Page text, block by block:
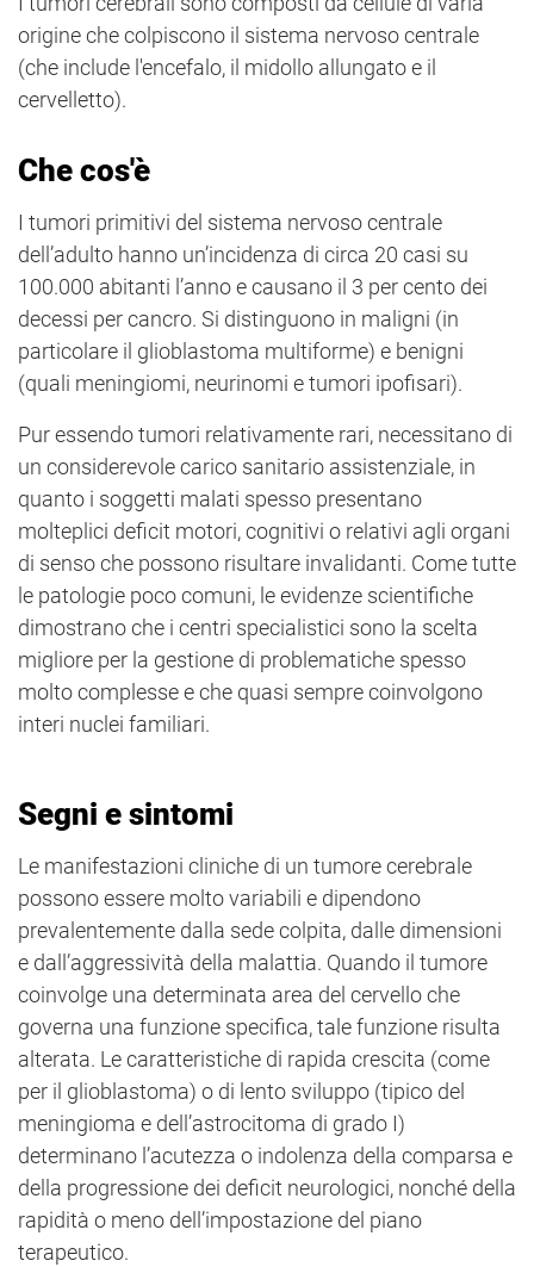
origine che colpiscono il sistema nervoso centrale
(che include l'encefalo, il midollo allungato e il
cervelletto).
Che cos'è
I tumori primitivi del sistema nervoso centrale
dell’adulto hanno un’incidenza di circa 20 casi su
100.000 abitanti l’anno e causano il 3 per cento dei
decessi per cancro. Si distinguono in maligni (in
particolare il glioblastoma multiforme) e benigni
(quali meningiomi, neurinomi e tumori ipofisari).
Pur essendo tumori relativamente rari, necessitano di
un considerevole carico sanitario assistenziale, in
quanto i soggetti malati spesso presentano
molteplici deficit motori, cognitivi o relativi agli organi
di senso che possono risultare invalidanti. Come tutte
le patologie poco comuni, le evidenze scientifiche
dimostrano che i centri specialistici sono la scelta
migliore per la gestione di problematiche spesso
molto complesse e che quasi sempre coinvolgono
interi nuclei familiari.
Segni e sintomi
Le manifestazioni cliniche di un tumore cerebrale
possono essere molto variabili e dipendono
prevalentemente dalla sede colpita, dalle dimensioni
e dall’aggressività della malattia. Quando il tumore
coinvolge una determinata area del cervello che
governa una funzione specifica, tale funzione risulta
alterata. Le caratteristiche di rapida crescita (come
per il glioblastoma) o di lento sviluppo (tipico del
meningioma e dell’astrocitoma di grado I)
determinano l’acutezza o indolenza della comparsa e
della progressione dei deficit neurologici, nonché della
rapidità o meno dell’impostazione del piano
terapeutico.